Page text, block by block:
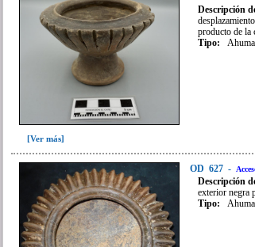
Descripción
producto de la
Tipo:
[Ver más]
OD 627 -
Descripción
exterior negra
Tipo: